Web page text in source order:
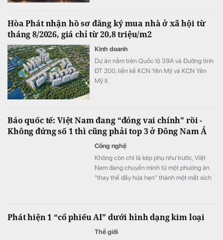
Hòa Phát nhận hồ sơ đăng ký mua nhà ở xã hội từ
tháng 8/2026, giá chỉ từ 20,8 triệu/m2
Kinh doanh
Dự án nằm trên Quốc lộ 39A và Đường tỉnh
ĐT 200, liền kề KCN Yên Mỹ và KCN Yên
Mỹ II.
Báo quốc tế: Việt Nam đang “đóng vai chính” rồi -
Không đứng số 1 thì cũng phải top 3 ở Đông Nam Á
Công nghệ
Không còn chỉ là kép phụ như trước, Việt
Nam đang chuyển mình từ một phương án
"thay thế đầy hứa hẹn" thành một mắt xích
Phát hiện 1 “cổ phiếu AI” dưới hình dạng kim loại
Thế giới